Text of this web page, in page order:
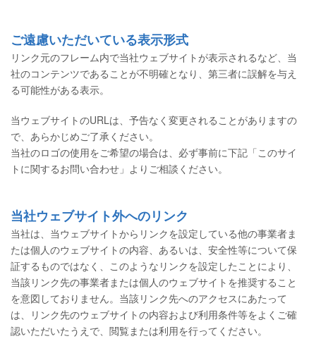
ご遠慮いただいている表示形式
リンク元のフレーム内で当社ウェブサイトが表示されるなど、当
社のコンテンツであることが不明確となり、第三者に誤解を与え
る可能性がある表示。
当ウェブサイトのURLは、予告なく変更されることがありますの
で、あらかじめご了承ください。
当社のロゴの使用をご希望の場合は、必ず事前に下記「このサイ
トに関するお問い合わせ」よりご相談ください。
当社ウェブサイト外へのリンク
当社は、当ウェブサイトからリンクを設定している他の事業者ま
たは個人のウェブサイトの内容、あるいは、安全性等について保
証するものではなく、このようなリンクを設定したことにより、
当該リンク先の事業者または個人のウェブサイトを推奨すること
を意図しておりません。当該リンク先へのアクセスにあたって
は、リンク先のウェブサイトの内容および利用条件等をよくご確
認いただいたうえで、閲覧または利用を行ってください。